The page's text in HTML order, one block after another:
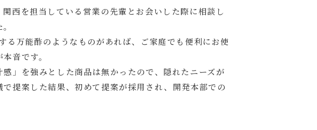
西を担当している営業の先輩とお会いした際に相談し
る万能酢のようなものがあれば、ご家庭でも便利にお使
音です。
」を強みとした商品は無かったので、隠れたニーズが
提案した結果、初めて提案が採用され、開発本部での